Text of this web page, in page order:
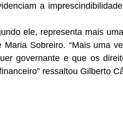
a
ele, representa mais
Sobreiro. “Mais uma
governante e que os
ressaltou Gilberto